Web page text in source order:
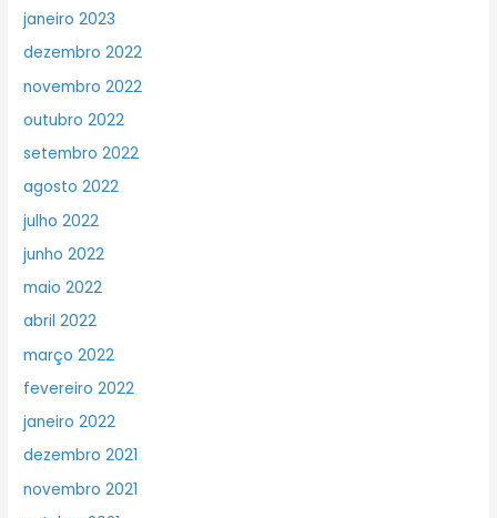
janeiro 2023
dezembro 2022
novembro 2022
outubro 2022
setembro 2022
agosto 2022
julho 2022
junho 2022
maio 2022
abril 2022
março 2022
fevereiro 2022
janeiro 2022
dezembro 2021
novembro 2021